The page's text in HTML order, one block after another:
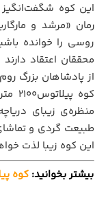
این کوه شگفت‌انگیز
رمان «مرشد و
روسی را خوانده
از پادشاهان بزرگ
منظره‌ی زیبای
طبیعت گردی و
این کوه زیبا لذت
بیشتر بخوانید: کوه